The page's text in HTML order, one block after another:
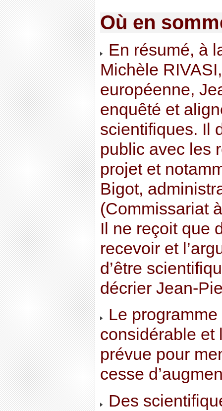
Où en
En résumé, à
Michèle
européenne,
enquêté et
scientifiques. Il
public avec les
projet et
Bigot,
(Commissariat
Il ne reçoit que
recevoir et
d’être
décrier Jean-
Le
considérable et
prévue pour
cesse
Des